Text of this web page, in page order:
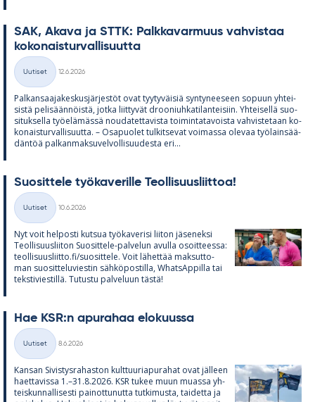
SAK, Akava ja STTK: Palk­ka­var­muus vah­vis­taa
ko­ko­nais­tur­val­li­suutta
Kategoriat
Uutiset
12.6.2026
Pal­kan­saa­ja­kes­kus­jär­jes­töt ovat tyy­ty­väi­siä syn­ty­nee­seen so­puun yh­tei­
sistä pe­li­sään­nöistä, jotka liit­ty­vät droo­niuh­ka­ti­lan­tei­siin. Yh­tei­sellä suo­
si­tuk­sella työ­elä­mässä nou­da­tet­ta­vista toi­min­ta­ta­voista vah­vis­te­taan ko­
ko­nais­tur­val­li­suutta. – Os­a­puo­let tul­kit­se­vat voi­massa ole­vaa työ­lain­sää­
dän­töä pal­kan­mak­su­vel­vol­li­suu­desta eri...
Suo­sit­tele työ­ka­ve­rille Teol­li­suus­liit­toa!
Kategoriat
Uutiset
10.6.2026
Nyt voit hel­posti kut­sua työ­ka­ve­risi lii­ton jä­se­neksi
Teol­li­suus­lii­ton Suo­sit­tele-pal­ve­lun avulla osoit­teessa:
teol­li­suus­liitto.fi/suo­sit­tele. Voit lä­het­tää mak­sut­to­
man suo­sit­te­lu­vies­tin säh­kö­pos­tilla, What­sAp­pilla tai
teks­ti­vies­tillä. Tu­tustu pal­ve­luun tästä!
Hae KSR:n apu­ra­haa elo­kuussa
Kategoriat
Uutiset
8.6.2026
Kan­san Si­vis­tys­ra­has­ton kult­tuu­ria­pu­ra­hat ovat jäl­leen
haet­ta­vissa 1.–31.8.2026. KSR tu­kee muun muassa yh­
teis­kun­nal­li­sesti pai­not­tu­nutta tut­ki­musta, tai­detta ja